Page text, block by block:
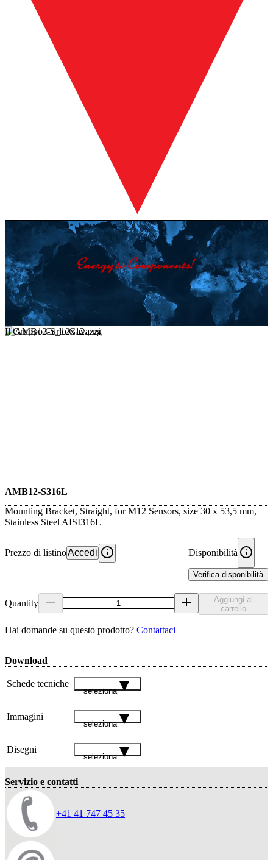
Il Gruppo Carlo Gavazzi
AMB12-S316L
Mounting Bracket, Straight, for M12 Sensors, size 30 x 53,5 mm,
Stainless Steel AISI316L
Prezzo di listinoAccedi Disponibilità
Verifica disponibilità
Quantity
Aggiungi al
carrello
Hai domande su questo prodotto? Contattaci
Download
Schede tecniche
seleziona
Immagini
seleziona
Disegni
seleziona
Servizio e contatti
+41 41 747 45 35